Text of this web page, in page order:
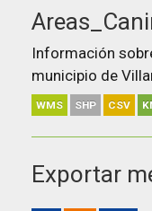
Información
municipio de
WMS SHP CSV
Exportar